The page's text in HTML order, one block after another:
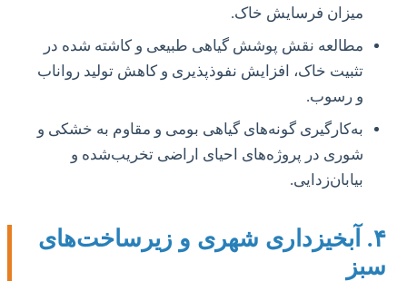
میزان فرسایش خاک.
مطالعه نقش پوشش گیاهی طبیعی و کاشته شده در
تثبیت خاک، افزایش نفوذپذیری و کاهش تولید رواناب
و رسوب.
به‌کارگیری گونه‌های گیاهی بومی و مقاوم به خشکی و
شوری در پروژه‌های احیای اراضی تخریب‌شده و
بیابان‌زدایی.
۴. آبخیزداری شهری و زیرساخت‌های
سبز